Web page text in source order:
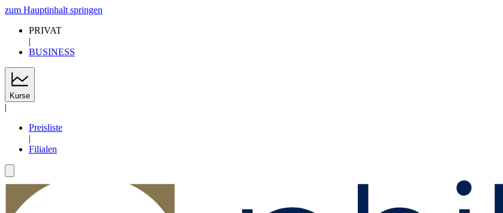
zum Hauptinhalt springen
PRIVAT
|
BUSINESS
Kurse
|
Preisliste
|
Filialen